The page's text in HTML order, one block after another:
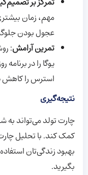
مهم، زمان
عجول بودن
تمرین آرامش:
یوگا را در
استرس را کاهش
نتیجه‌گیری
چارت تولد می‌تواند
کمک کند. با تحلیل
بهبود زندگی‌تان
بگیرید.